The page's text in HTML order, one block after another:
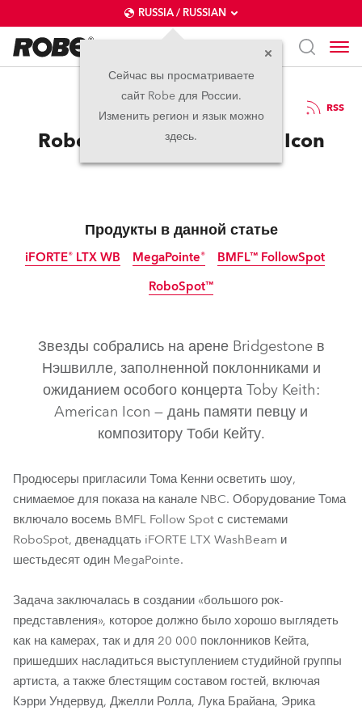
RUSSIA / RUSSIAN
Сейчас вы просматриваете
сайт Robe для России.
Изменить регион и язык можно
здесь.
20.09.2024 RSS
Robe освещает American Icon
Продукты в данной статье
iFORTE® LTX WB
iFORTE® LTX WB
MegaPointe®
MegaPointe®
BMFL™ FollowSpot
BMFL™ FollowSpot
RoboSpot™
RoboSpot™
Звезды собрались на арене Bridgestone в
Нэшвилле, заполненной поклонниками и
ожиданием особого концерта Toby Keith:
American Icon — дань памяти певцу и
композитору Тоби Кейту.
Продюсеры пригласили Тома Кенни осветить шоу,
снимаемое для показа на канале NBC. Оборудование Тома
включало восемь BMFL Follow Spot с системами
RoboSpot, двенадцать iFORTE LTX WashBeam и
шестьдесят один MegaPointe.
Задача заключалась в создании «большого рок-
представления», которое должно было хорошо выглядеть
как на камерах, так и для 20 000 поклонников Кейта,
пришедших насладиться выступлением студийной группы
артиста, а также блестящим составом гостей, включая
Кэрри Ундервуд, Джелли Ролла, Лука Брайана, Эрика